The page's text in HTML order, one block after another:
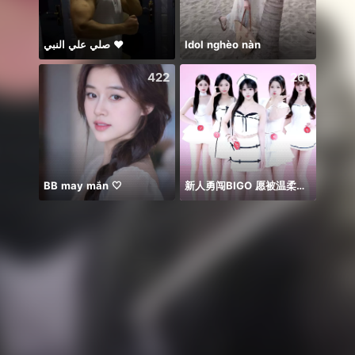
صلي علي النبي ♥️ Idol nghèo nàn
422
BB may mắn 🤍
261
新人勇闯BIGO 愿被温柔以对